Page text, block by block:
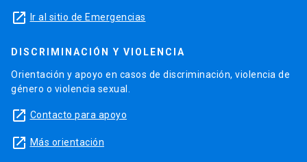
launch Ir al sitio de Emergencias
DISCRIMINACIÓN Y VIOLENCIA
Orientación y apoyo en casos de discriminación, violencia de
género o violencia sexual.
launch Contacto para apoyo
launch Más orientación